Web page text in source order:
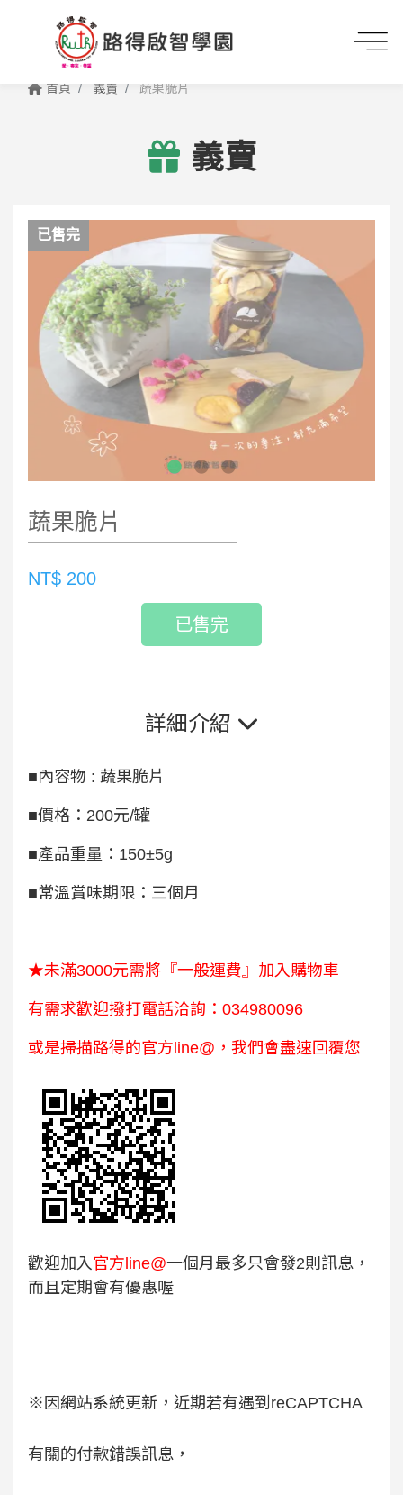
首頁 義賣 蔬果脆片
義賣
已售完
蔬果脆片
NT$ 200
已售完
詳細介紹
■內容物 : 蔬果脆片
■價格：200元/罐
■產品重量：150±5g
■常溫賞味期限：三個月
★未滿3000元需將『一般運費』加入購物車
有需求歡迎撥打電話洽詢：034980096
或是掃描路得的官方line@，我們會盡速回覆您
歡迎加入 官方line@一個月最多只會發2則訊息，
而且定期會有優惠喔
※因網站系統更新，近期若有遇到reCAPTCHA
有關的付款錯誤訊息，